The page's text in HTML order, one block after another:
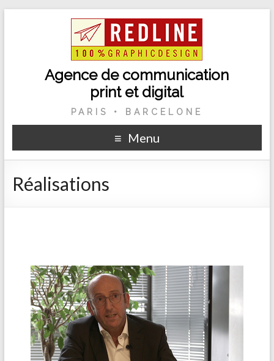
Agence de communication
print et digital
PARIS • BARCELONE
Menu
Réalisations